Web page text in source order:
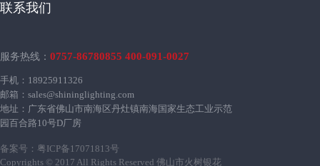
联系我们
服务热线： 0757-86780855 400-091-0027
手机：18925911326
邮箱：sales@shininglighting.com
地址：广东省佛山市南海区丹灶镇南海国家生态工业示范
园百合路10号D厂房
备案号： 粤ICP备17071813号
Copyrights © 2017 All Rights Reserved 佛山市火树银花